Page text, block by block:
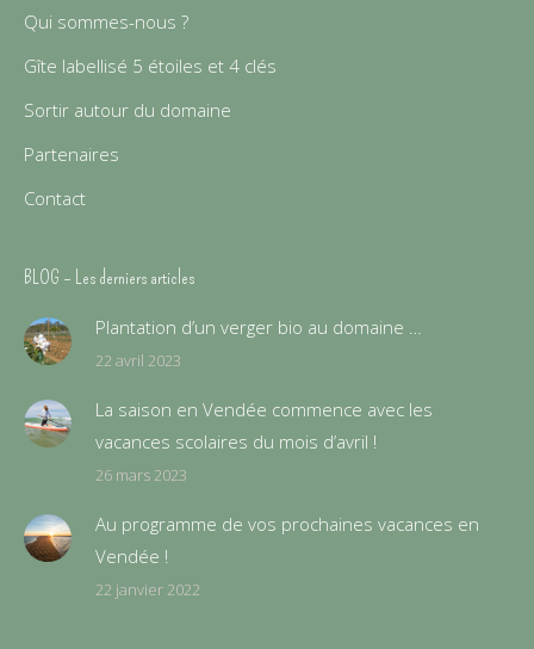
Qui sommes-nous ?
Gîte labellisé 5 étoiles et 4 clés
Sortir autour du domaine
Partenaires
Contact
BLOG – Les derniers articles
Plantation d’un verger bio au domaine …
22 avril 2023
La saison en Vendée commence avec les
vacances scolaires du mois d’avril !
26 mars 2023
Au programme de vos prochaines vacances en
Vendée !
22 janvier 2022